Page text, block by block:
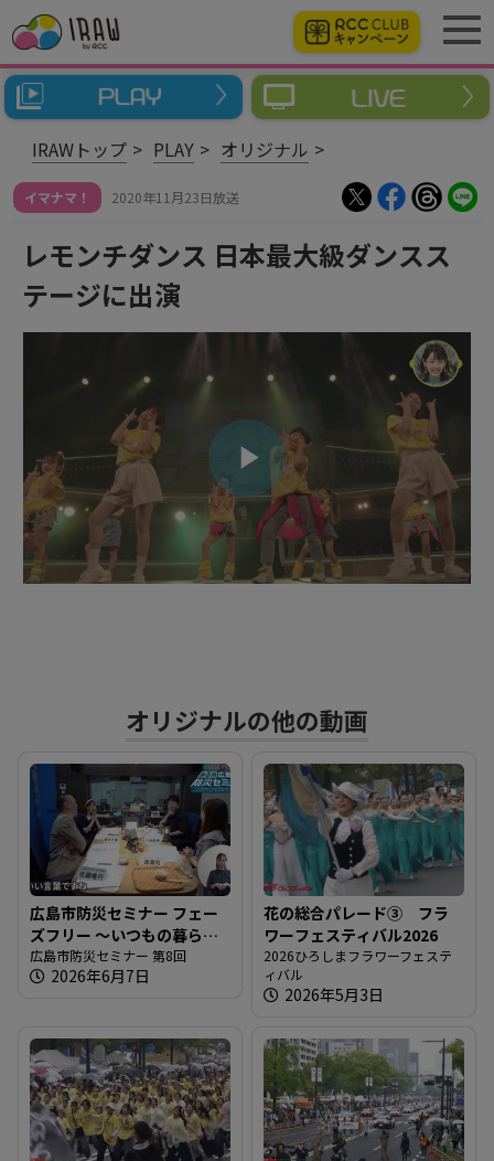
IRAWトップ PLAY オリジナル
イマナマ！ 2020年11月23日放送
レモンチダンス 日本最大級ダンスス
テージに出演
ビ
デ
を
再
生
す
る
オリジナルの他の動画
広島市防災セミナー フェー
ズフリー 〜いつもの暮らし
をもしもの支えに〜
広島市防災セミナー 第8回
2026年6月7日
花の総合パレード③ フラ
ワーフェスティバル2026
2026ひろしまフラワーフェステ
ィバル
2026年5月3日